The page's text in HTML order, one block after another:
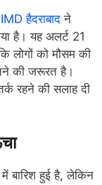
IMD हैदराबाद ने
है। यह अलर्ट 21
लोगों को मौसम की
की जरूरत है।
रहने की सलाह दी
बारिश हुई है, लेकिन